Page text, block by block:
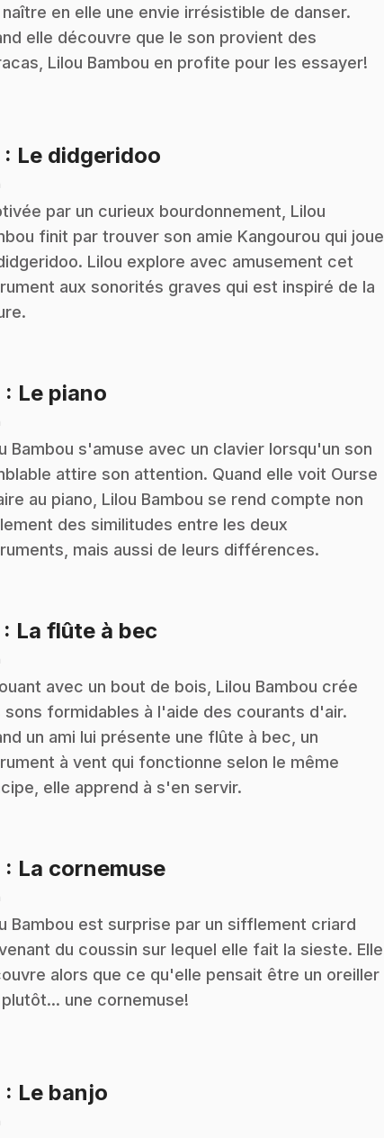
en elle une envie irrésistible de danser.
elle découvre que le son provient des
Lilou Bambou en profite pour les essayer!
: Le didgeridoo
par un curieux bourdonnement, Lilou
finit par trouver son amie Kangourou qui joue
Lilou explore avec amusement cet
aux sonorités graves qui est inspiré de la
: Le piano
Bambou s'amuse avec un clavier lorsqu'un son
attire son attention. Quand elle voit Ourse
au piano, Lilou Bambou se rend compte non
des similitudes entre les deux
mais aussi de leurs différences.
: La flûte à bec
avec un bout de bois, Lilou Bambou crée
sons formidables à l'aide des courants d'air.
un ami lui présente une flûte à bec, un
à vent qui fonctionne selon le même
elle apprend à s'en servir.
: La cornemuse.
Bambou est surprise par un sifflement criard
du coussin sur lequel elle fait la sieste. Elle
alors que ce qu'elle pensait être un oreiller
une cornemuse!
: Le banjo